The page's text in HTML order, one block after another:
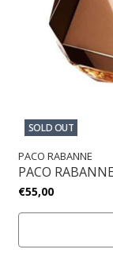
SOLD OUT
PACO RABANNE
PACO
€55,00